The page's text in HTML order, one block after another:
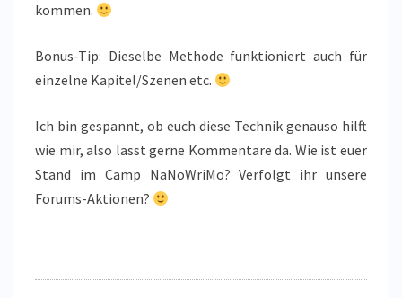
kommen.
Bonus-Tip: Dieselbe Methode funktioniert auch für
einzelne Kapitel/Szenen etc.
Ich bin gespannt, ob euch diese Technik genauso hilft
wie mir, also lasst gerne Kommentare da. Wie ist euer
Stand im Camp NaNoWriMo? Verfolgt ihr unsere
Forums-Aktionen?